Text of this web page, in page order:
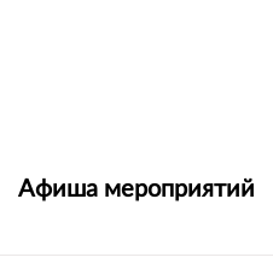
Афиша мероприятий